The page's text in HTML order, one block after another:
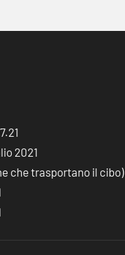
2021
che trasportano il cibo)